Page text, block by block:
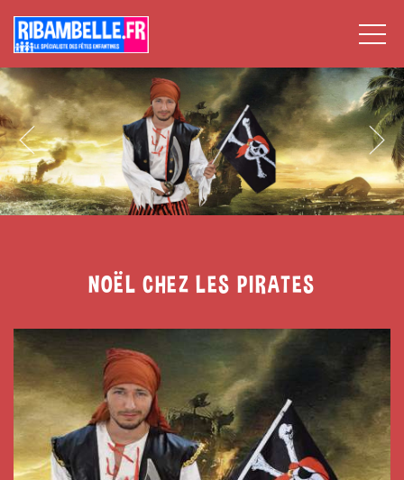
NOËL CHEZ LES PIRATES